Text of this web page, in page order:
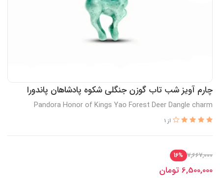
چارم آویز شب تاب گوزن جنگلی شکوه پادشاهان پاندورا
Pandora Honor of Kings Yao Forest Deer Dangle charm
از 1
7,667,000
16%
6,500,000 تومان